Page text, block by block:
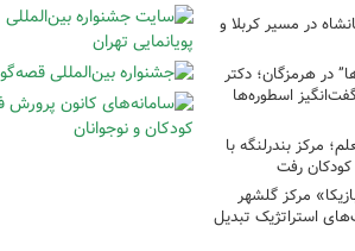
در مسیر کربلا و
در هرمزگان؛ دکتر
اسطوره‌ها
مرکز بندرلنگه با
کودکان رفت
مرکز گلشهر
استراتژیک تبدیل